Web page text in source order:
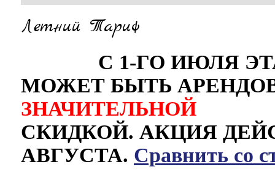
Летний Тариф
С 1-ГО ИЮЛЯ ЭТА
МОЖЕТ БЫТЬ
ЗНАЧИТЕЛЬНОЙ
СКИДКОЙ. АКЦИЯ
АВГУСТА. Сравнить со